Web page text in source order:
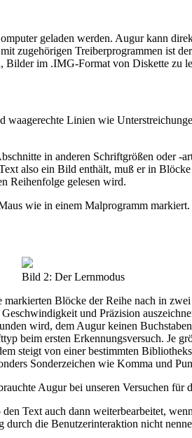
geladen werden. Augur kann
zugehörigen Treiberprogrammen ist
Bilder im .IMG-Format von Diskette zu
Linien wie
in anderen Schriftgrößen oder -
also ein Bild enthält, muß er in
Reihenfolge gelesen wird.
wie in einem Malprogramm
Bild 2: Der Lernmodus
Blöcke der Reihe nach in
und Präzision
wird, dem Augur keinen
beim ersten Erkennungsversuch. Je
steigt von einer bestimmten
Sonderzeichen wie Komma und
Augur bei unseren Versuchen
Text auch dann weiterbearbeitet,
die Benutzerinteraktion nicht